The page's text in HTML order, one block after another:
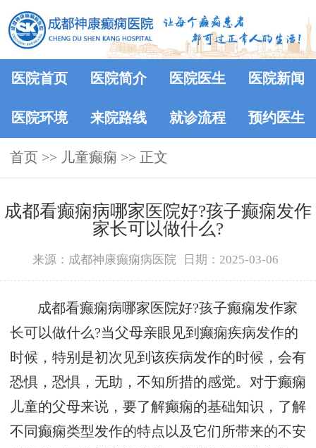
医院首页 医院简介 医院医生 医院新闻
医院环境 来院路线 就诊流程 预约医生
首页 >> 儿童癫痫 >> 正文
成都看癫痫病哪家医院好?孩子癫痫发作
家长可以做什么?
来源：成都神康癫痫病医院 日期：2025-03-06
成都看癫痫病哪家医院好?孩子癫痫发作家
长可以做什么?当父母亲眼见到癫痫疾病发作的
时候，特别是初次见到该疾病发作的时候，会有
恐惧，恐惧，无助，不知所措的感觉。对于癫痫
儿童的父母来说，要了解癫痫的基础知识，了解
不同癫痫类型发作的特点以及它们所带来的不安